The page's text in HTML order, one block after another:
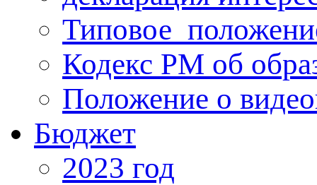
Кодекс РМ об
Положение о
Бюджет
2023 год